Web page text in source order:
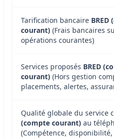
Tarification bancaire BRED
courant) (Frais bancaires
opérations courantes)
Services proposés BRED
courant) (Hors gestion
placements, alertes,
Qualité globale du service
(compte courant) au
(Compétence, disponibilité,